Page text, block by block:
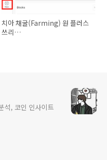
치아 채굴(Farming) 원 플러스
쓰리
석, 코인 인사이트